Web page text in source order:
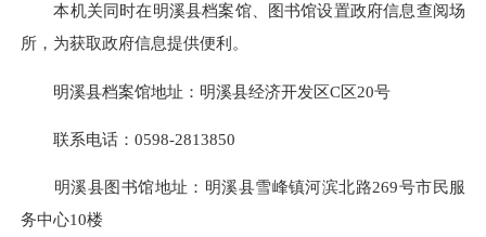
本机关同时在明溪县档案馆、图书馆设置政府信息查阅场
所，为获取政府信息提供便利。
明溪县档案馆地址：明溪县经济开发区C区20号
联系电话：0598-2813850
明溪县图书馆地址：明溪县雪峰镇河滨北路269号市民服
务中心10楼